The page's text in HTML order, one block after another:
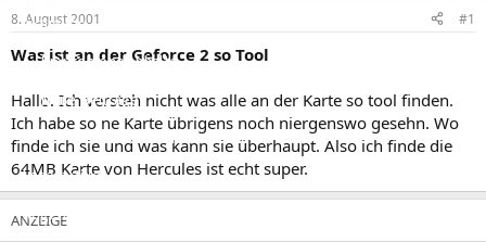
Aktuelles
Empfohlene Inhalte
Neue Beiträge
Neueste Aktivitäten
Leserartikel
Regeln
m
8. August 2001 #1
Was ist an der Geforce 2 so Tool
Hallo. Ich versteh nicht was alle an der Karte so tool finden.
Ich habe so ne Karte übrigens noch niergenswo gesehn. Wo
finde ich sie und was kann sie überhaupt. Also ich finde die
64MB Karte von Hercules ist echt super.